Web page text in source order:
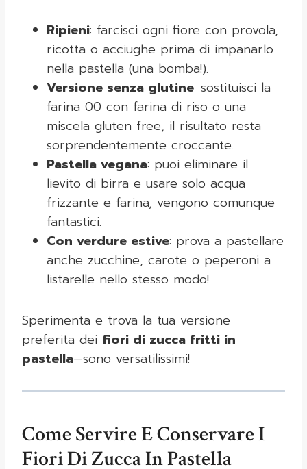
Ripieni: farcisci ogni fiore con provola,
ricotta o acciughe prima di impanarlo
nella pastella (una bomba!).
Versione senza glutine: sostituisci la
farina 00 con farina di riso o una
miscela gluten free, il risultato resta
sorprendentemente croccante.
Pastella vegana: puoi eliminare il
lievito di birra e usare solo acqua
frizzante e farina, vengono comunque
fantastici.
Con verdure estive: prova a pastellare
anche zucchine, carote o peperoni a
listarelle nello stesso modo!
Sperimenta e trova la tua versione
preferita dei fiori di zucca fritti in
pastella—sono versatilissimi!
Come Servire E Conservare I
Fiori Di Zucca In Pastella